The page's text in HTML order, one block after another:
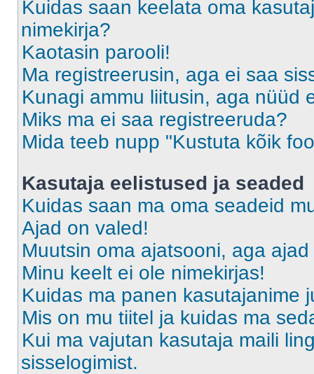
Kuidas saan keelata oma
nimekirja?
Kaotasin parooli!
Ma registreerusin, aga ei saa
Kunagi ammu liitusin, aga nüüd
Miks ma ei saa registreeruda?
Mida teeb nupp "Kustuta kõik
Kasutaja eelistused ja seaded
Kuidas saan ma oma seadeid
Ajad on valed!
Muutsin oma ajatsooni, aga
Minu keelt ei ole nimekirjas!
Kuidas ma panen kasutajanime
Mis on mu tiitel ja kuidas ma
Kui ma vajutan kasutaja maili
sisselogimist.